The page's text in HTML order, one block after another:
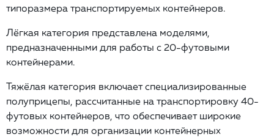
типоразмера транспортируемых контейнеров.
Лёгкая категория представлена моделями,
предназначенными для работы с 20-футовыми
контейнерами.
Тяжёлая категория включает специализированные
полуприцепы, рассчитанные на транспортировку 40-
футовых контейнеров, что обеспечивает широкие
возможности для организации контейнерных